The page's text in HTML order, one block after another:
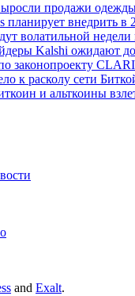
продажи одежды
планирует внедрить
волатильной
Kalshi ожидают
законопроекту
к расколу сети
и альткоины
and Exalt.